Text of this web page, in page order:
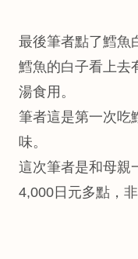
最後筆者點了鱈魚
鱈魚的白子看上去
湯食用。
筆者這是第一次吃
味。
這次筆者是和母親
4,000日元多點，非